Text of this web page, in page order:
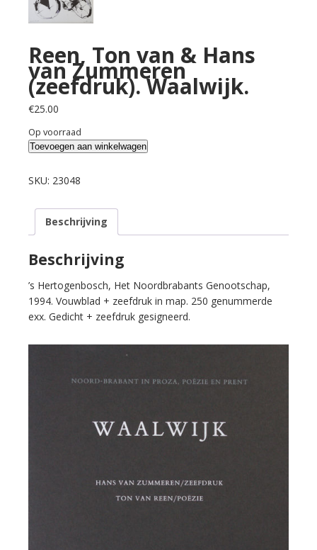
Reen, Ton van & Hans
van Zummeren
(zeefdruk). Waalwijk.
€25.00
Op voorraad
Reen,
van
Hans
(zeefdruk).
aantal
Toevoegen aan winkelwagen
SKU: 23048
Beschrijving
Beschrijving
’s Hertogenbosch, Het Noordbrabants Genootschap,
1994. Vouwblad + zeefdruk in map. 250 genummerde
exx. Gedicht + zeefdruk gesigneerd.